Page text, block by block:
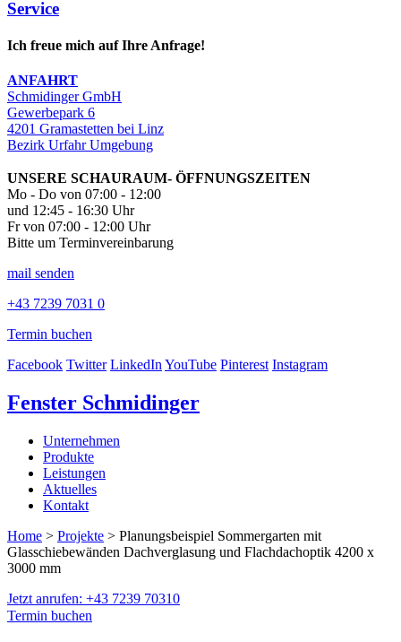
Service
Ich freue mich auf Ihre Anfrage!
ANFAHRT
Schmidinger GmbH
Gewerbepark 6
4201 Gramastetten bei Linz
Bezirk Urfahr Umgebung
UNSERE SCHAURAUM- ÖFFNUNGSZEITEN
Mo - Do von 07:00 - 12:00
und 12:45 - 16:30 Uhr
Fr von 07:00 - 12:00 Uhr
Bitte um Terminvereinbarung
mail senden
+43 7239 7031 0
Termin buchen
Facebook Twitter LinkedInYouTube Pinterest Instagram
Fenster Schmidinger
Unternehmen
Produkte
Leistungen
Aktuelles
Kontakt
Home > Projekte > Planungsbeispiel Sommergarten mit
Glasschiebewänden Dachverglasung und Flachdachoptik 4200 x
3000 mm
Jetzt anrufen: +43 7239 70310
Termin buchen